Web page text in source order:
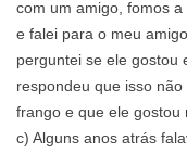
com um amigo, fomos
e falei para o meu
perguntei se ele gostou
respondeu que isso
frango e que ele gostou
c) Alguns anos atrás